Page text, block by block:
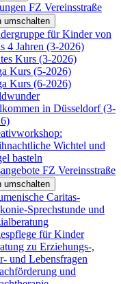
FZ Vereinsstraße
umschalten
für Kinder von
4 Jahren (3-2026)
Kurs (3-2026)
Kurs (5-2026)
Kurs (6-2026)
in Düsseldorf (3-
Wichtel und
basteln
FZ Vereinsstraße
umschalten
Caritas-
Sprechstunde und
für Kinder
zu Erziehungs-,
und Lebensfragen
und